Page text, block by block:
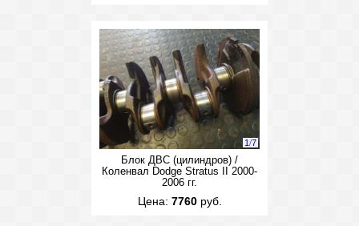
1/7
Блок ДВС (цилиндров) /
Коленвал Dodge Stratus II 2000-
2006 гг.
Цена: 7760руб.